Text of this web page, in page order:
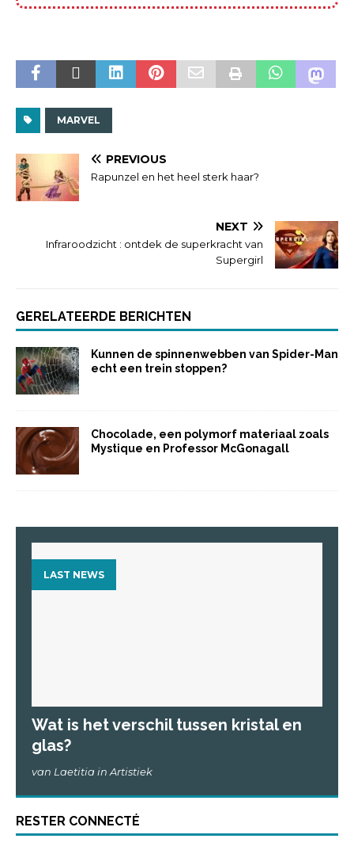
MARVEL
PREVIOUS
Rapunzel en het heel sterk haar?
NEXT
Infraroodzicht : ontdek de superkracht van
Supergirl
GERELATEERDE BERICHTEN
Kunnen de spinnenwebben van Spider-Man
echt een trein stoppen?
Chocolade, een polymorf materiaal zoals
Mystique en Professor McGonagall
LAST NEWS
Wat is het verschil tussen kristal en
glas?
van Laetitia in Artistiek
RESTER CONNECTÉ